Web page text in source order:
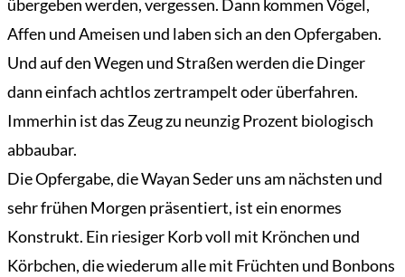
übergeben werden, vergessen. Dann kommen Vögel,
Affen und Ameisen und laben sich an den Opfergaben.
Und auf den Wegen und Straßen werden die Dinger
dann einfach achtlos zertrampelt oder überfahren.
Immerhin ist das Zeug zu neunzig Prozent biologisch
abbaubar.
Die Opfergabe, die Wayan Seder uns am nächsten und
sehr frühen Morgen präsentiert, ist ein enormes
Konstrukt. Ein riesiger Korb voll mit Krönchen und
Körbchen, die wiederum alle mit Früchten und Bonbons